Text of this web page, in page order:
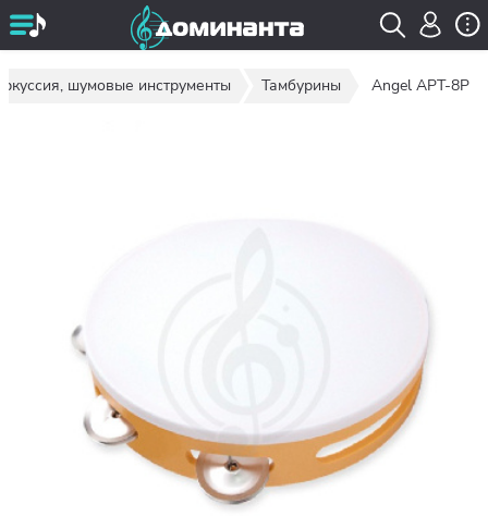
шумовые инструменты Тамбурины Angel APT-8P